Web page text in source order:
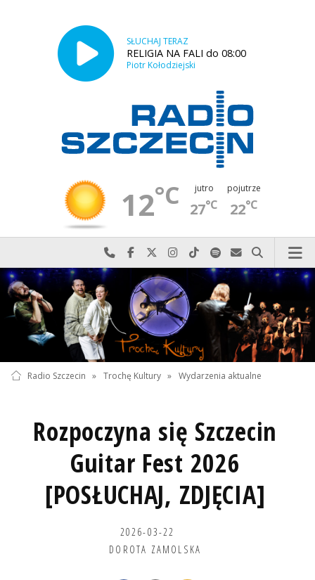
SŁUCHAJ TERAZ
RELIGIA NA FALI do 08:00
Piotr Kołodziejski
12°C jutro
27°C
pojutrze
22°C
Najlepiej po prostu do nas zadzwoń
Odwiedź nas na Facebook-u
Odwiedź nas na X
Odwiedź nas na Instagram-ie
Odwiedź nas na TikTok-u
Szukaj nas na Spotify
Wyślij do nas
Szukaj
Radio Szczecin » Trochę Kultury » Wydarzenia aktualne
Rozpoczyna się Szczecin
Guitar Fest 2026
[POSŁUCHAJ, ZDJĘCIA]
2026-03-22
DOROTA ZAMOLSKA